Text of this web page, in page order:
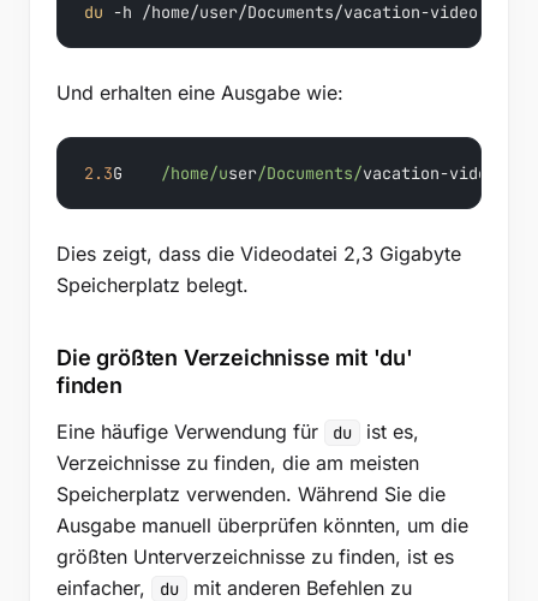
du -h /home/user/Documents/vacation-video.mp4
Und erhalten eine Ausgabe wie:
2.3G /home/user/Documents/vacation-video.mp4
Dies zeigt, dass die Videodatei 2,3 Gigabyte
Speicherplatz belegt.
Die größten Verzeichnisse mit 'du'
finden
Eine häufige Verwendung für du
ist es,
Verzeichnisse zu finden, die am meisten
Speicherplatz verwenden. Während Sie die
Ausgabe manuell überprüfen könnten, um die
größten Unterverzeichnisse zu finden, ist es
einfacher,
du
mit anderen Befehlen zu